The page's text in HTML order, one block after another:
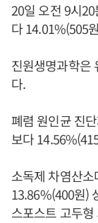
20일 오전 9시
다 14.01%(505
진원생명과학은
다.
폐렴 원인균 진
보다
소독제 차염산
13.86%(400원)
스포스트 고두형